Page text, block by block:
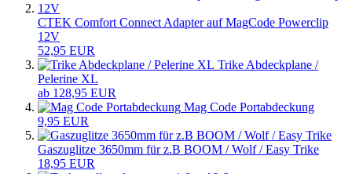
CTEK Comfort Connect Adapter auf MagCode Powerclip
12V
52,95 EUR
Trike Abdeckplane /
Pelerine XL
ab 128,95 EUR
Mag Code Portabdeckung
9,95 EUR
Gaszuglitze 3650mm für z.B BOOM / Wolf / Easy Trike
18,95 EUR